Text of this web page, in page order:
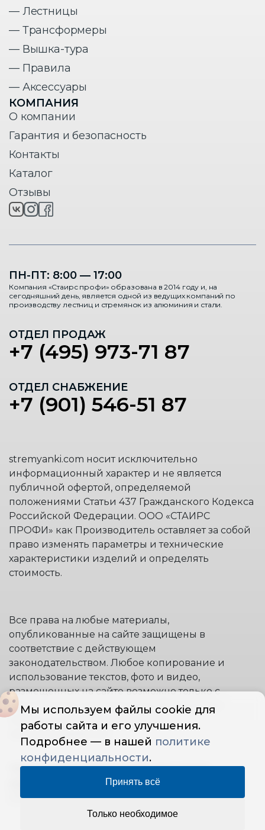
Мы используем файлы cookie для
работы сайта и его улучшения.
Подробнее — в нашей политике
конфиденциальности.
Принять всё
Только необходимое
— Лестницы
— Трансформеры
— Вышка-тура
— Правила
— Аксессуары
КОМПАНИЯ
О компании
Гарантия и безопасность
Контакты
Каталог
Отзывы
ПН-ПТ: 8:00 — 17:00
Компания «Стаирс профи» образована в 2014 году и, на
сегодняшний день, является одной из ведущих компаний по
производству лестниц и стремянок из алюминия и стали.
ОТДЕЛ ПРОДАЖ
+7 (495) 973-71 87
ОТДЕЛ СНАБЖЕНИЕ
+7 (901) 546-51 87
stremyanki.com носит исключительно
информационный характер и не является
публичной офертой, определяемой
положениями Статьи 437 Гражданского Кодекса
Российской Федерации. ООО «СТАИРС
ПРОФИ» как Производитель оставляет за собой
право изменять параметры и технические
характеристики изделий и определять
стоимость.
Все права на любые материалы,
опубликованные на сайте защищены в
соответствие с действующем
законодательством. Любое копирование и
использование текстов, фото и видео,
размещенных на сайте возможно только с
письменного согласия правообладателя и
только со ссылкой на источник:
www.stremyanki.com.
"ООО STAIRS PROFI" © 2014 | Все права
— Политика конфиденциальности
ОГРН: 1145007003855